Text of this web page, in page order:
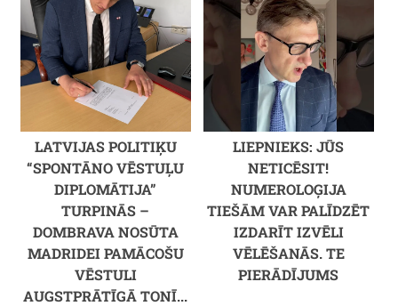
LATVIJAS POLITIĶU
“SPONTĀNO VĒSTUĻU
DIPLOMĀTIJA”
TURPINĀS –
DOMBRAVA NOSŪTA
MADRIDEI PAMĀCOŠU
VĒSTULI
AUGSTPRĀTĪGĀ TONĪ...
LIEPNIEKS: JŪS
NETICĒSIT!
NUMEROLOĢIJA
TIEŠĀM VAR PALĪDZĒT
IZDARĪT IZVĒLI
VĒLĒŠANĀS. TE
PIERĀDĪJUMS